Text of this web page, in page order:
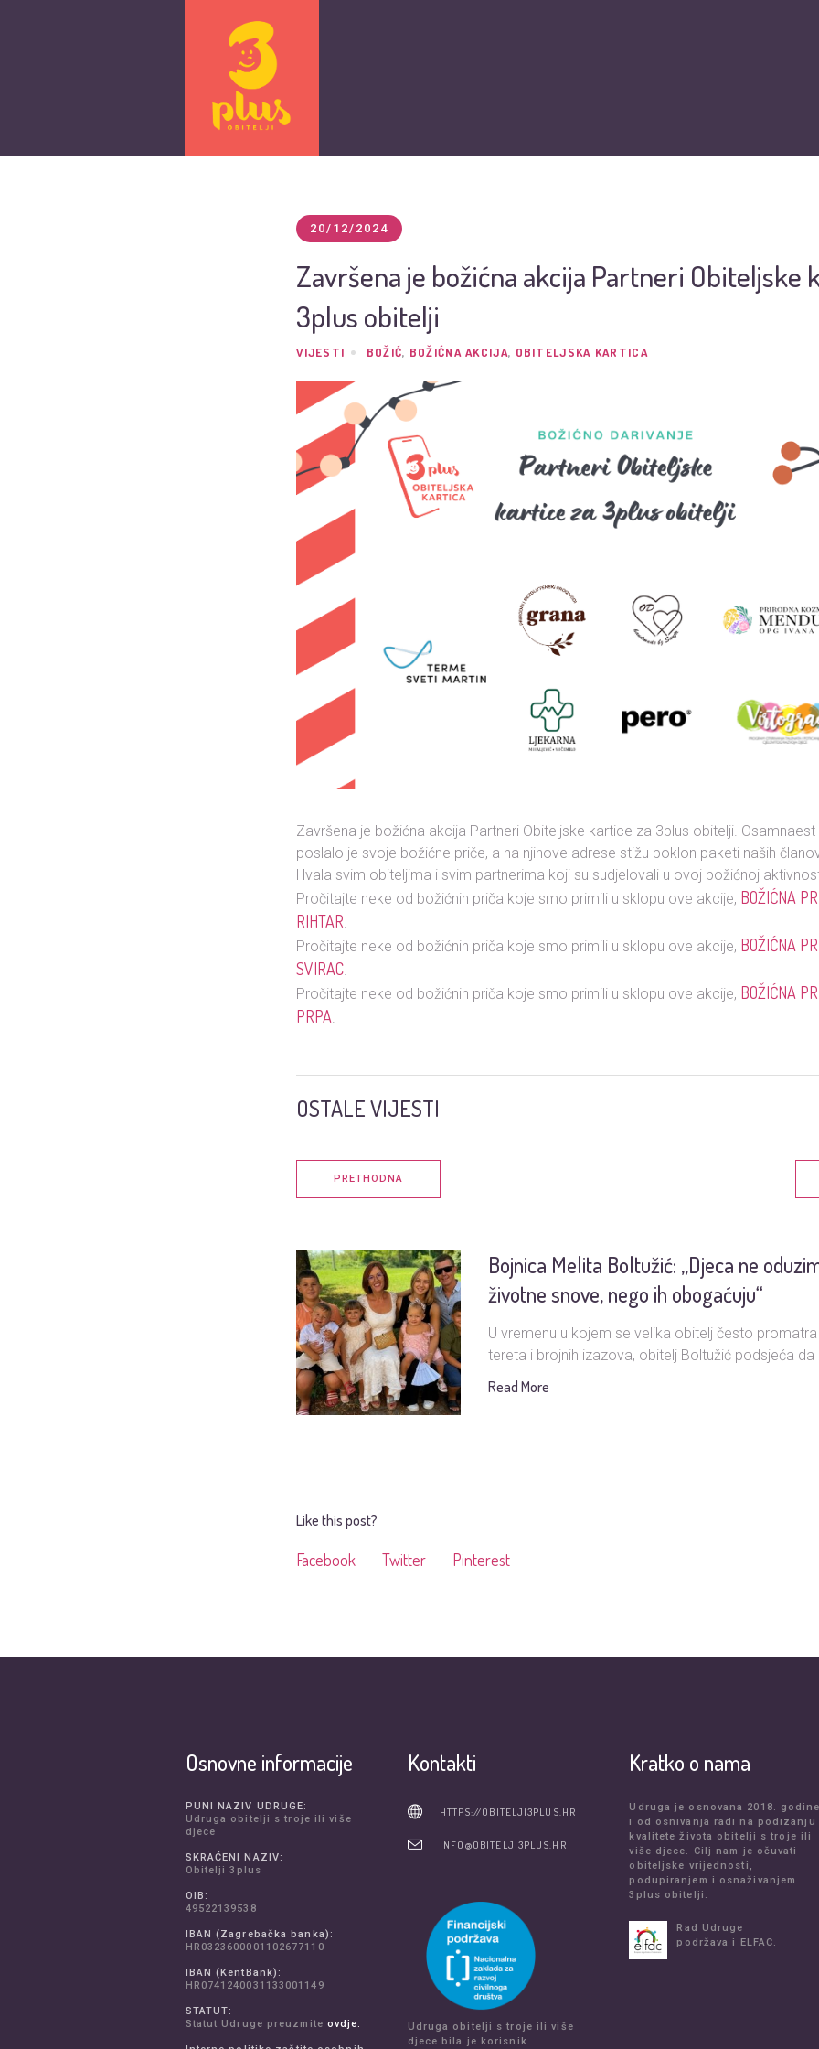
20/12/2024
Završena je božićna akcija Partneri Obiteljske
3plus obitelji
VIJESTI BOŽIĆ, BOŽIĆNA AKCIJA, OBITELJSKA KARTICA
Završena je božićna akcija Partneri Obiteljske kartice za 3plus obitelji. Osamnaest
poslalo je svoje božićne priče, a na njihove adrese stižu poklon paketi naših
Hvala svim obiteljima i svim partnerima koji su sudjelovali u ovoj božićnoj
Pročitajte neke od božićnih priča koje smo primili u sklopu ove akcije, BOŽIĆNA
RIHTAR.
Pročitajte neke od božićnih priča koje smo primili u sklopu ove akcije, BOŽIĆNA
SVIRAC.
Pročitajte neke od božićnih priča koje smo primili u sklopu ove akcije, BOŽIĆNA
PRPA.
OSTALE VIJESTI
PRETHODNA
Bojnica Melita Boltužić: „Djeca ne
životne snove, nego ih obogaćuju“
U vremenu u kojem se velika obitelj često
tereta i brojnih izazova, obitelj Boltužić podsjeća da
Read More
Like this post?
Facebook Twitter Pinterest
Osnovne informacije
PUNI NAZIV UDRUGE:
Udruga obitelji s troje ili više
djece
SKRAĆENI NAZIV:
Obitelji 3plus
OIB:
49522139538
IBAN (Zagrebačka banka):
HR0323600001102677110
IBAN (KentBank):
HR0741240031133001149
STATUT:
Statut Udruge preuzmite ovdje.
Kontakti
HTTPS://OBITELJI3PLUS.HR
INFO@OBITELJI3PLUS.HR
Udruga obitelji s troje ili više
djece bila je korisnik
Kratko o nama
Udruga je osnovana 2018. godine
i od osnivanja radi na podizanju
kvalitete života obitelji s troje ili
više djece. Cilj nam je očuvati
obiteljske vrijednosti,
podupiranjem i osnaživanjem
3plus obitelji.
Rad Udruge
podržava i ELFAC.